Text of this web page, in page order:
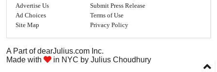
Advertise Us
Submit Press Release
Ad Choices
Terms of Use
Site Map
Privacy Policy
A Part ofdearJulius.com Inc.
Made with
in NYC byJulius Choudhury